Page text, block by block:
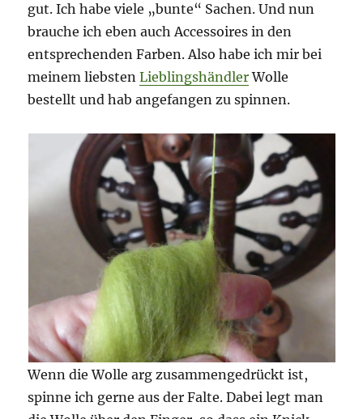
gut. Ich habe viele „bunte“ Sachen. Und nun
brauche ich eben auch Accessoires in den
entsprechenden Farben. Also habe ich mir bei
meinem liebstenLieblingshändlerWolle
bestellt und hab angefangen zu spinnen.
Wenn die Wolle arg zusammengedrückt ist,
spinne ich gerne aus der Falte. Dabei legt man